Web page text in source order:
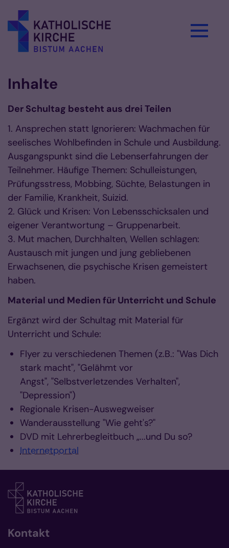
Inhalte
Der Schultag besteht aus drei Teilen
1. Ansprechen statt Ignorieren: Wachmachen für
seelisches Wohlbefinden in Schule und Ausbildung.
Ausgangspunkt sind die Lebenserfahrungen der
Teilnehmer. Häufige Themen: Schulleistungen,
Prüfungsstress, Mobbing, Süchte, Belastungen in
der Familie, Krankheit, Suizid.
2. Glück und Krisen: Von Lebensschicksalen und
eigener Verantwortung – Gruppenarbeit.
3. Mut machen, Durchhalten, Wellen schlagen:
Austausch mit jungen und jung gebliebenen
Erwachsenen, die psychische Krisen gemeistert
haben.
Material und Medien für Unterricht und Schule
Ergänzt wird der Schultag mit Material für
Unterricht und Schule:
Flyer zu verschiedenen Themen (z.B.: "Was Dich
stark macht", "Gelähmt vor
Angst", "Selbstverletzendes Verhalten",
"Depression")
Regionale Krisen-Auswegweiser
Wanderausstellung "Wie geht's?"
DVD mit Lehrerbegleitbuch „...und Du so?
Internetportal
Kontakt